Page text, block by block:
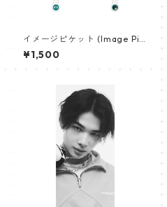
イメージピケット (Image Pic
ket) うちわ - ジョングク (JU
NGKOOK_01)
¥1,500